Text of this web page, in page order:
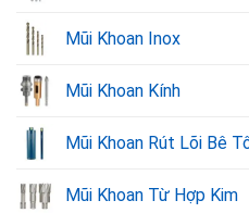
Mũi Khoan Inox
Mũi Khoan Kính
Mũi Khoan Rút Lõi Bê
Mũi Khoan Từ Hợp Kim